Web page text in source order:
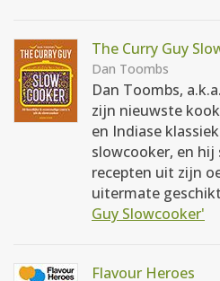
The Curry Guy
Dan Toombs
Dan Toombs,
zijn nieuwste
en Indiase
slowcooker, en hij
recepten uit zijn
uitermate
Guy Slowcooker'
Flavour Heroes